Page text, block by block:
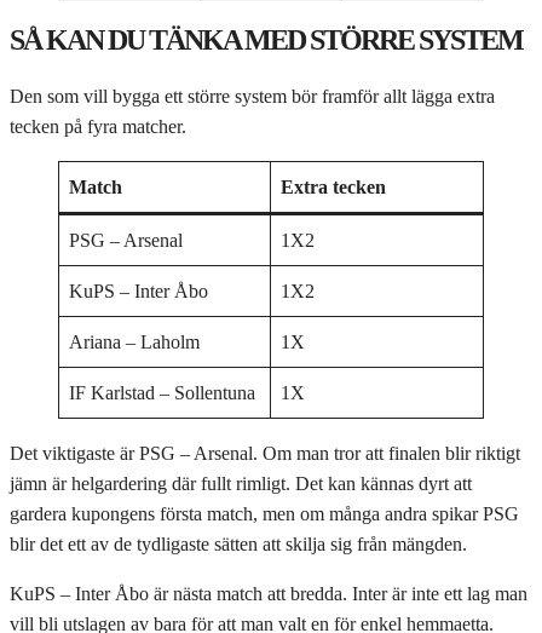
SÅ KAN DU TÄNKA MED STÖRRE SYSTEM
Den som vill bygga ett större system bör framför allt lägga extra
tecken på fyra matcher.
Match Extra tecken
PSG – Arsenal 1X2
KuPS – Inter Åbo 1X2
Ariana – Laholm 1X
IF Karlstad – Sollentuna 1X
Det viktigaste är PSG – Arsenal. Om man tror att finalen blir riktigt
jämn är helgardering där fullt rimligt. Det kan kännas dyrt att
gardera kupongens första match, men om många andra spikar PSG
blir det ett av de tydligaste sätten att skilja sig från mängden.
KuPS – Inter Åbo är nästa match att bredda. Inter är inte ett lag man
vill bli utslagen av bara för att man valt en för enkel hemmaetta.